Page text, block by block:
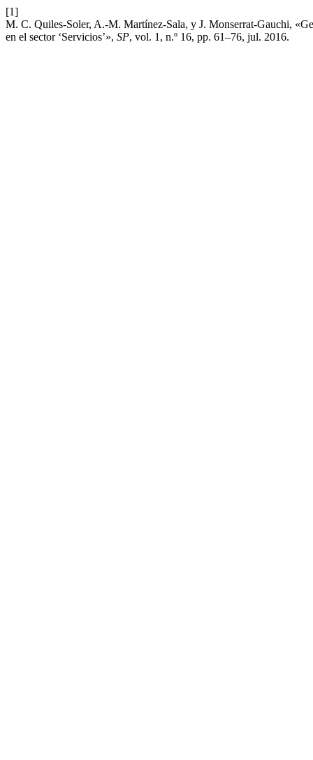
[1]
M. C. Quiles-Soler, A.-M. Martínez-Sala, y J. Monserrat-Gauchi,
en el sector ‘Servicios’», SP, vol. 1, n.º 16, pp. 61–76, jul. 2016.